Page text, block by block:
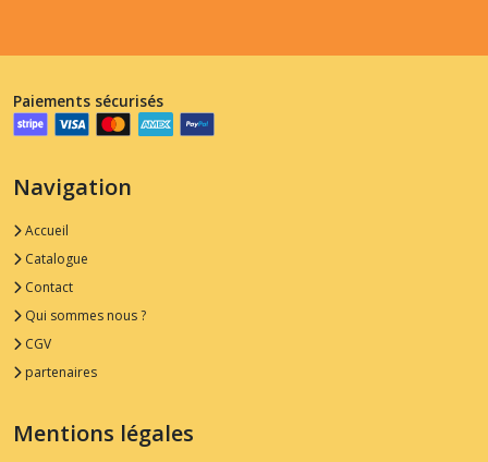
Paiements sécurisés
Navigation
Accueil
Catalogue
Contact
Qui sommes nous ?
CGV
partenaires
Mentions légales